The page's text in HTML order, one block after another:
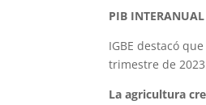
PIB
IGBE destacó
trimestre de
La agricultura